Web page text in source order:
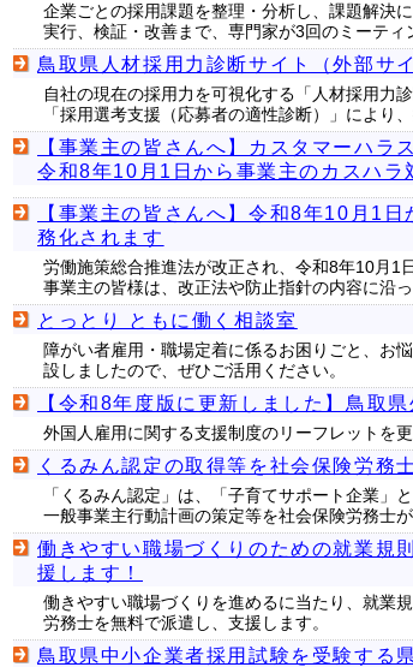
企業ごとの採用課題を整理・分析し、課題解決
実行、検証・改善まで、専門家が3回のミーティ
鳥取県人材採用力診断サイト（外部サイ
自社の現在の採用力を可視化する「人材採用力
「採用選考支援（応募者の適性診断）」により
【事業主の皆さんへ】カスタマーハラ
令和8年10月1日から事業主のカスハラ
【事業主の皆さんへ】令和8年10月1
務化されます
労働施策総合推進法が改正され、令和8年10月1
事業主の皆様は、改正法や防止指針の内容に沿
とっとり ともに働く相談室
障がい者雇用・職場定着に係るお困りごと、お
設しましたので、ぜひご活用ください。
【令和8年度版に更新しました】鳥取
外国人雇用に関する支援制度のリーフレットを
くるみん認定の取得等を社会保険労務
「くるみん認定」は、「子育てサポート企業
一般事業主行動計画の策定等を社会保険労務士が
働きやすい職場づくりのための就業規
援します！
働きやすい職場づくりを進めるに当たり、就業
労務士を無料で派遣し、支援します。
鳥取県中小企業者採用試験を受験する